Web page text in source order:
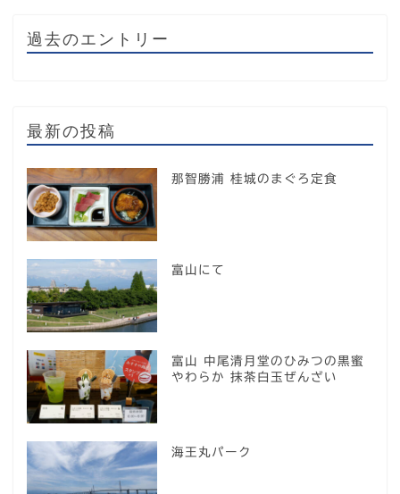
過去のエントリー
最新の投稿
那智勝浦 桂城のまぐろ定食
富山にて
富山 中尾清月堂のひみつの黒蜜
やわらか 抹茶白玉ぜんざい
海王丸パーク